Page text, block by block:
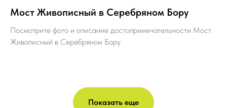
Мост Живописный в Серебряном Бору
Посмотрите фото и описание достопримечательности Мост
Живописный в Серебряном Бору
Показать еще